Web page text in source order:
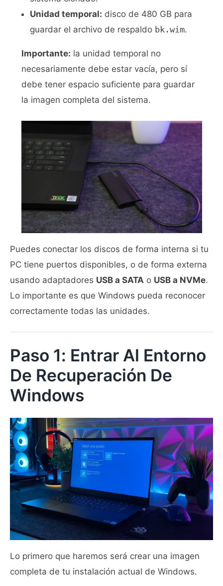
Unidad temporal: disco de 480 GB para
guardar el archivo de respaldo bk.wim.
Importante: la unidad temporal no
necesariamente debe estar vacía, pero sí
debe tener espacio suficiente para guardar
la imagen completa del sistema.
Puedes conectar los discos de forma interna si tu
PC tiene puertos disponibles, o de forma externa
usando adaptadores USB a SATA o USB a NVMe.
Lo importante es que Windows pueda reconocer
correctamente todas las unidades.
Paso 1: Entrar Al Entorno
De Recuperación De
Windows
Lo primero que haremos será crear una imagen
completa de tu instalación actual de Windows.